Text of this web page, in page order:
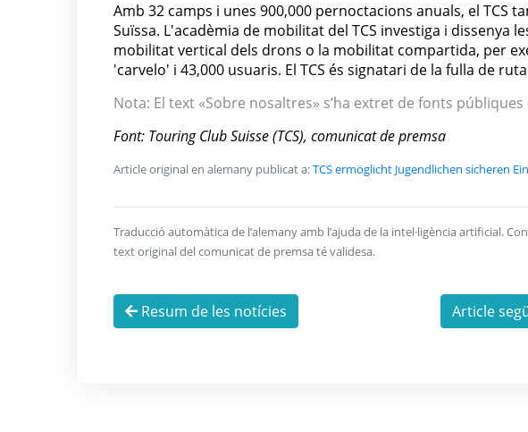
Amb 32 camps i unes 900,000 pernoctacions anuals, el TCS
Suïssa. L'acadèmia de mobilitat del TCS investiga i dissenya
mobilitat vertical dels drons o la mobilitat compartida, per
'carvelo' i 43,000 usuaris. El TCS és signatari de la fulla de
Nota: El text «Sobre nosaltres» s’ha extret de fonts públiques
Font: Touring Club Suisse (TCS), comunicat de premsa
Article original en alemany publicat a:TCS ermöglicht Jugendlichen sicheren
Traducció automàtica de l’alemany amb l’ajuda de la intel·ligència artificial.
text original del comunicat de premsa té validesa.
Resum de les notícies Article